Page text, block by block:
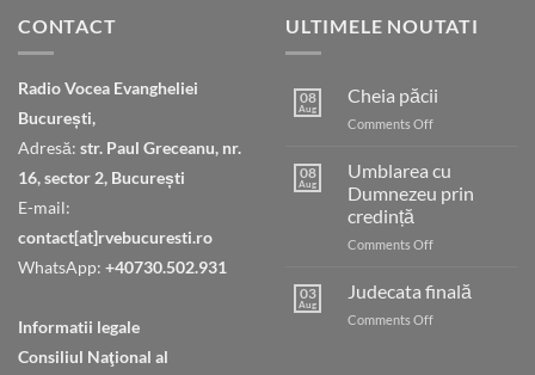
CONTACT
Radio Vocea Evangheliei
București,
Adresă: str. Paul Greceanu, nr.
16, sector 2, București
E-mail:
contact[at]rvebucuresti.ro
WhatsApp: +40730.502.931
Informatii legale
Consiliul Naţional al
ULTIMELE NOUTATI
08
Aug
Cheia păcii
Comments Offon
08
Aug
Umblarea cu
Dumnezeu prin
credință
Comments Offon
cu
03
Aug
Judecata finală
Comments Offon